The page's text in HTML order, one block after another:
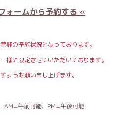
ォームから予約する «
野の予約状況となっております。
様に限定させていただいております。
ようお願い申し上げます。
AM=午前可能、PM=午後可能